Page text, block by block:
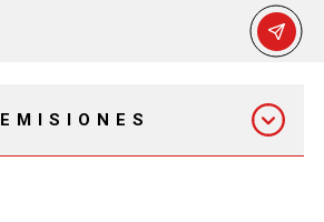
EMISIONES